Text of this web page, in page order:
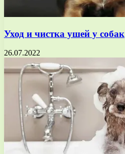
Уход и чистка ушей у собак
26.07.2022